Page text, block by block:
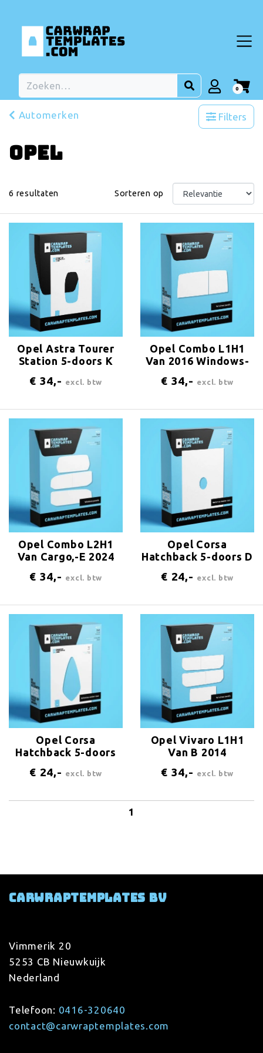
0
Automerken Filters
Opel
6 resultaten Sorteren op
Opel Astra Tourer
Station 5-doors K
center-rear
€ 34,- excl. btw
Opel Combo L1H1
Van 2016 Windows-
€ 34,- excl. btw
Opel Combo L2H1
Van Cargo,-E 2024
€ 34,- excl. btw
Opel Corsa
Hatchback 5-doors D
center-rear
€ 24,- excl. btw
Opel Corsa
Hatchback 5-doors
Antenna-center-rear
€ 24,- excl. btw
Opel Vivaro L1H1
Van B 2014
€ 34,- excl. btw
1
Carwraptemplates BV
Vimmerik 20
5253 CB Nieuwkuijk
Nederland
Telefoon: 0416-320640
contact@carwraptemplates.com